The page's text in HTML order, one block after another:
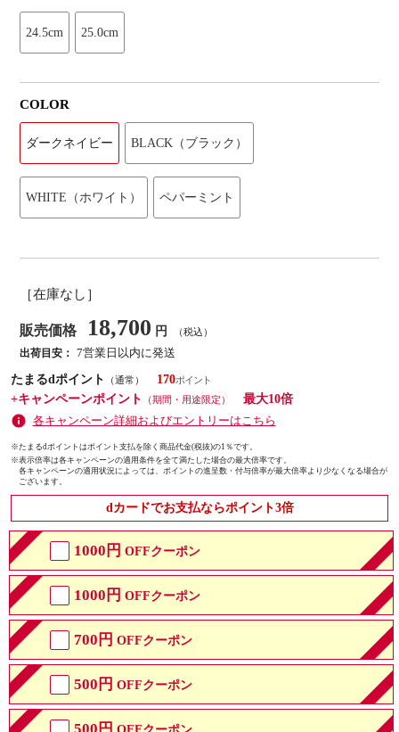
24.5cm 25.0cm
COLOR
ダークネイビー BLACK（ブラック）
WHITE（ホワイト） ペパーミント
［在庫なし］
販売価格 18,700 円 （税込）
出荷目安： 7営業日以内に発送
たまるdポイント
（通常）
170
+キャンペーンポイント
（期間・用途限定）
最大10倍
各キャンペーン詳細およびエントリーはこちら
※たまるdポイントはポイント支払を除く商品代金(税抜)の1％です。
※表示倍率は各キャンペーンの適用条件を全て満たした場合の最大倍率です。
各キャンペーンの適用状況によっては、ポイントの進呈数・付与倍率が最大倍率より少なくなる場合が
ございます。
dカードでお支払ならポイント3倍
1000円 OFFクーポン
1000円 OFFクーポン
700円 OFFクーポン
500円 OFFクーポン